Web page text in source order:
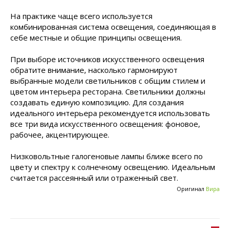
На практике чаще всего используется
комбинированная система освещения, соединяющая в
себе местные и общие принципы освещения.
При выборе источников искусственного освещения
обратите внимание, насколько гармонируют
выбранные модели светильников с общим стилем и
цветом интерьера ресторана. Светильники должны
создавать единую композицию. Для создания
идеального интерьера рекомендуется использовать
все три вида искусственного освещения: фоновое,
рабочее, акцентирующее.
Низковольтные галогеновые лампы ближе всего по
цвету и спектру к солнечному освещению. Идеальным
считается рассеянный или отраженный свет.
Оригинал Вира